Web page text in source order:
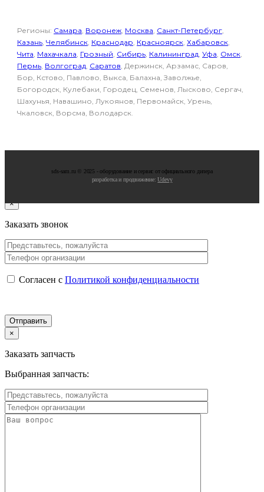
Регионы: Самара Воронеж Москва Санкт-Петербург
Казань Челябинск Краснодар Красноярск Хабаровск
Чита Махачкала Грозный Сибирь Калининград Уфа Омск
Пермь Волгоград Саратов , Держинск, Арзамас, Саров,
Бор, Кстово, Павлово, Выкса, Балахна, Заволжье,
Богородск, Кулебаки, Городец, Семенов, Лысково, Сергач,
Шахунья, Навашино, Лукоянов, Первомайск, Урень,
Чкаловск, Ворсма, Володарск.
sds-sam.ru © 2025 - oбopудoвaниe и cepвиc oт oфициaльнoгo дилepa
разработка и продвижение:Udevy
×
Заказать звонок
Согласен с Политикой конфиденциальности
×
Заказать запчасть
Выбранная запчасть: